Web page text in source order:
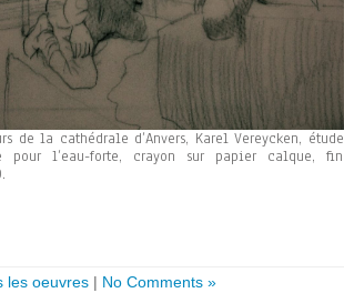
de la cathédrale d’Anvers, Karel Vereycken, étude
pour l’eau-forte, crayon sur papier calque, fin
les oeuvres | No Comments »